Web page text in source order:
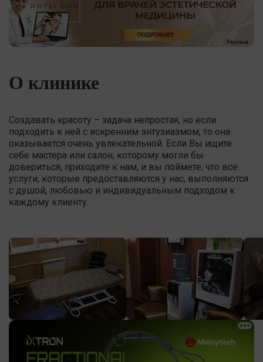
О клинике
Создавать красоту – задача непростая, но если
подходить к ней с искренним энтузиазмом, то она
оказывается очень увлекательной. Если Вы ищите
себе мастера или салон, которому могли бы
довериться, приходите к нам, и вы поймете, что все
услуги, которые предоставляются у нас, выполняются
с душой, любовью и индивидуальным подходом к
каждому клиенту.